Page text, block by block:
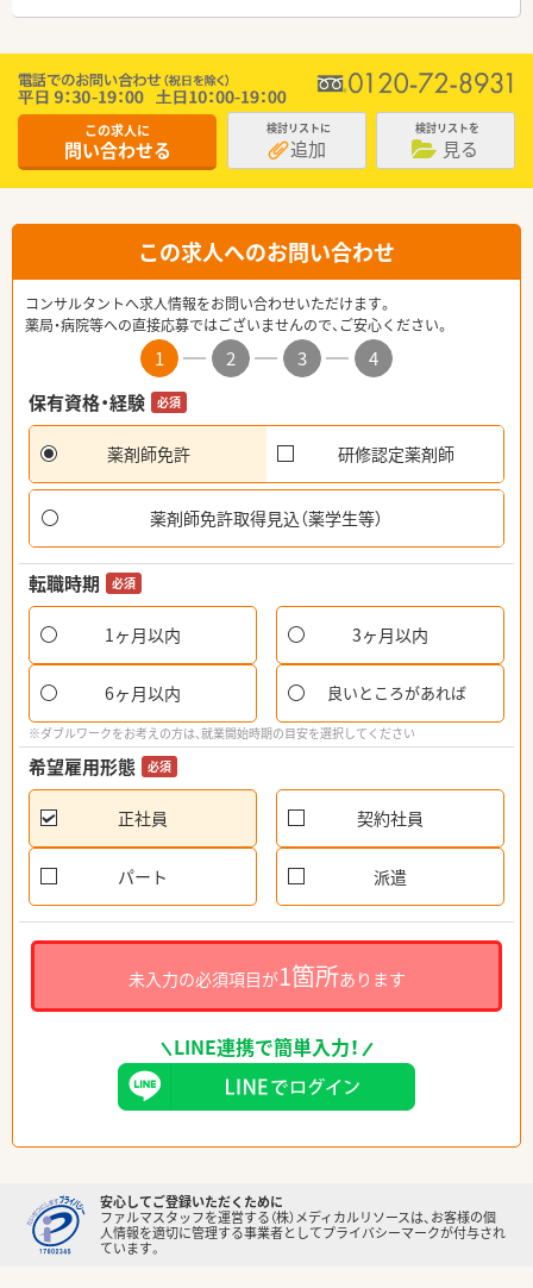
この求人に
問い合わせる
検討リストに
追加
検討リストを
見る
この求人へのお問い合わせ
コンサルタントへ求人情報をお問い合わせいただけます。
薬局・病院等への直接応募ではございませんので、ご安心ください。
1 2 3
4
保有資格・経験
必須
薬剤師免許 研修認定薬剤師
薬剤師免許取得見込（薬学生等）
転職時期 必須
1ヶ月以内 3ヶ月以内
6ヶ月以内 良いところがあれば
※ダブルワークをお考えの方は、就業開始時期の目安を選択してください
希望雇用形態 必須
正社員 契約社員
パート 派遣
未入力の必須項目が1箇所あります
LINE連携で簡単入力！
安心してご登録いただくために
ファルマスタッフを運営する（株）メディカルリソースは、お客様の個
人情報を適切に管理する事業者としてプライバシーマークが付与され
ています。